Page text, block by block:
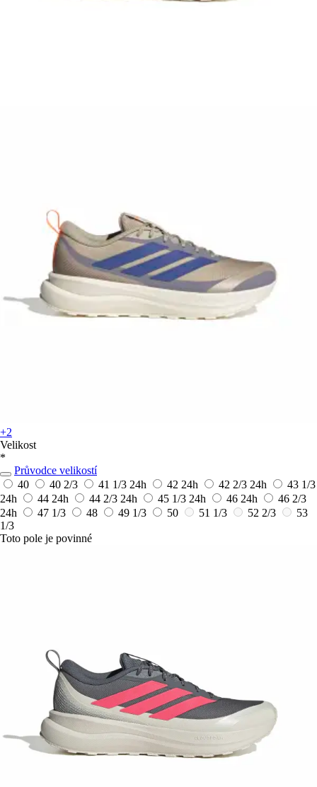
+2
Velikost
*
Průvodce velikostí
40
40 2/3 41 1/3 24h 42 24h 42 2/3 24h
43 1/3
24h
44 24h 44 2/3 24h 45 1/3 24h 46 24h
46 2/3
24h
47 1/3 48 49 1/3 50 51 1/3 52 2/3
53
1/3
Toto pole je povinné